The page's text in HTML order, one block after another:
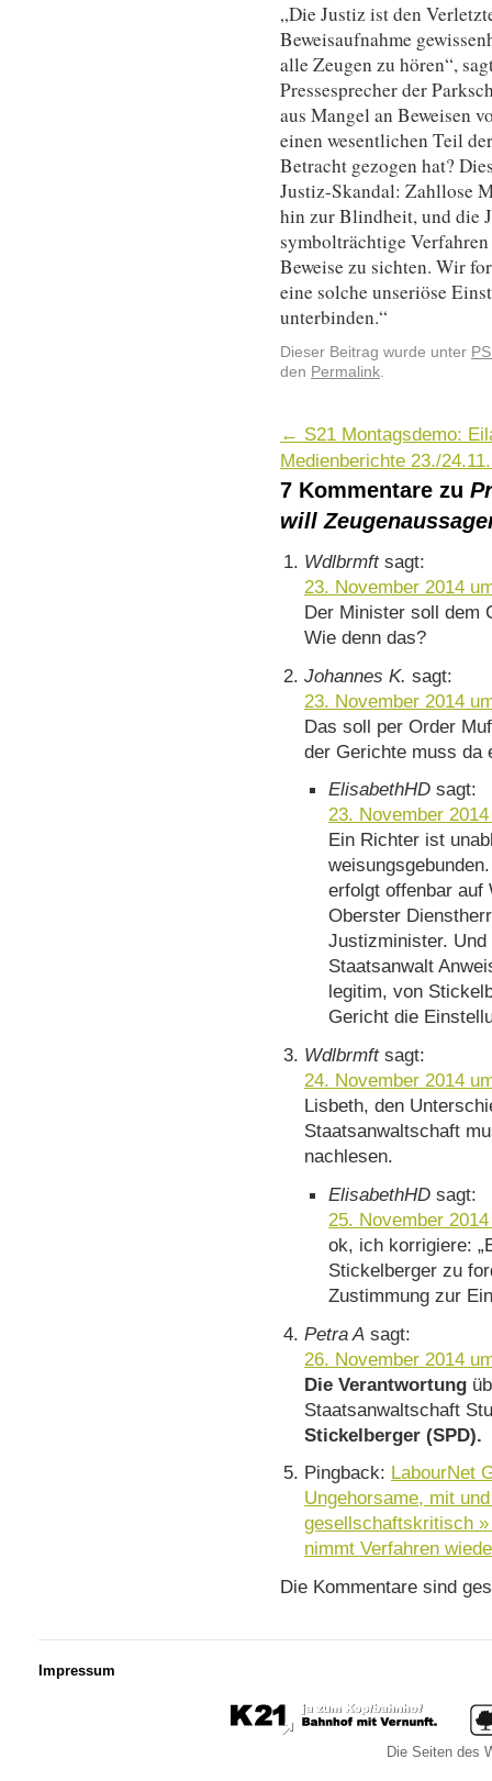
„Die Justiz ist den
Beweisaufnahme
alle Zeugen zu hören“,
Pressesprecher der
aus Mangel an Beweisen
einen wesentlichen Teil
Betracht gezogen hat?
Justiz-Skandal: Zahllose
hin zur Blindheit, und die
symbolträchtige
Beweise zu sichten. Wir
eine solche unseriöse
unterbinden.“
Dieser Beitrag wurde unter
den Permalink
← S21 Montagsdemo:
Medienberichte 23./
7 Kommentare zu
will
Wdlbrmft sagt:
23. November 2014
Der Minister soll dem
Wie denn das?
Johannes K. sagt:
23. November 2014
Das soll per Order
der Gerichte muss da
ElisabethHD sagt:
23. November
Ein Richter ist
erfolgt offenbar auf
Oberster
Justizminister.
Staatsanwalt
legitim, von
Gericht die
Wdlbrmft sagt:
24. November 2014
Lisbeth, den
Staatsanwaltschaft
nachlesen.
ElisabethHD sagt:
25. November
ok, ich korrigiere:
Stickelberger zu
Zustimmung zur
Petra A sagt:
26. November 2014
Die Verantwortung
Staatsanwaltschaft
Stickelberger (SPD).
Pingback: LabourNet
Ungehorsame, mit
gesellschaftskritisch
nimmt Verfahren
Die Kommentare sind
Impressum
Die Seiten des